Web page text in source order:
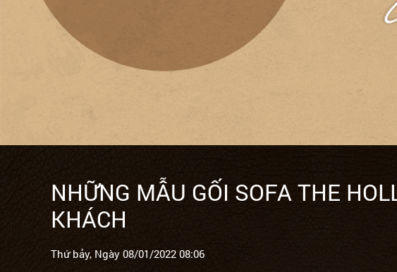
NHỮNG MẪU GỐI SOFA THE
KHÁCH
Thứ bảy, Ngày 08/01/2022 08:06